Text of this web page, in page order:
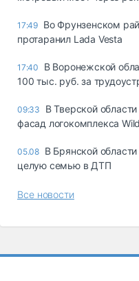
17:49 Во Фрунзенском
протаранил Lada Vesta
17:40
В Воронежской
100 тыс. руб. за
09:33
В Тверской
фасад логокомплекса
05.08 В Брянской
целую семью в ДТП
Все новости